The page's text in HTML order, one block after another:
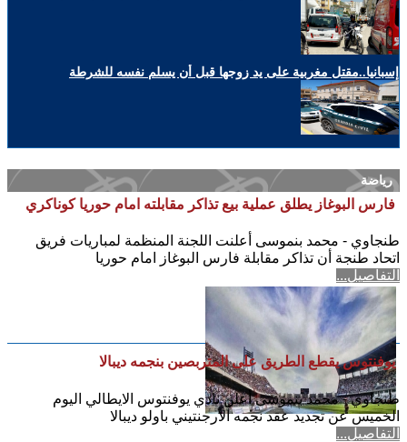
إسبانيا..مقتل مغربية على يد زوجها قبل أن يسلم نفسه للشرطة
رياضة
فارس البوغاز يطلق عملية بيع تذاكر مقابلته امام حوريا كوناكري
طنجاوي - محمد بنموسى أعلنت اللجنة المنظمة لمباريات فريق
اتحاد طنجة أن تذاكر مقابلة فارس البوغاز امام حوريا
التفاصيل...
يوفنتوس يقطع الطريق على المتربصين بنجمه ديبالا
طنجاوي - محمد بنموسى أعلن نادي يوفنتوس الايطالي اليوم
الخميس عن تجديد عقد نجمه الأرجنتيني باولو ديبالا
التفاصيل...